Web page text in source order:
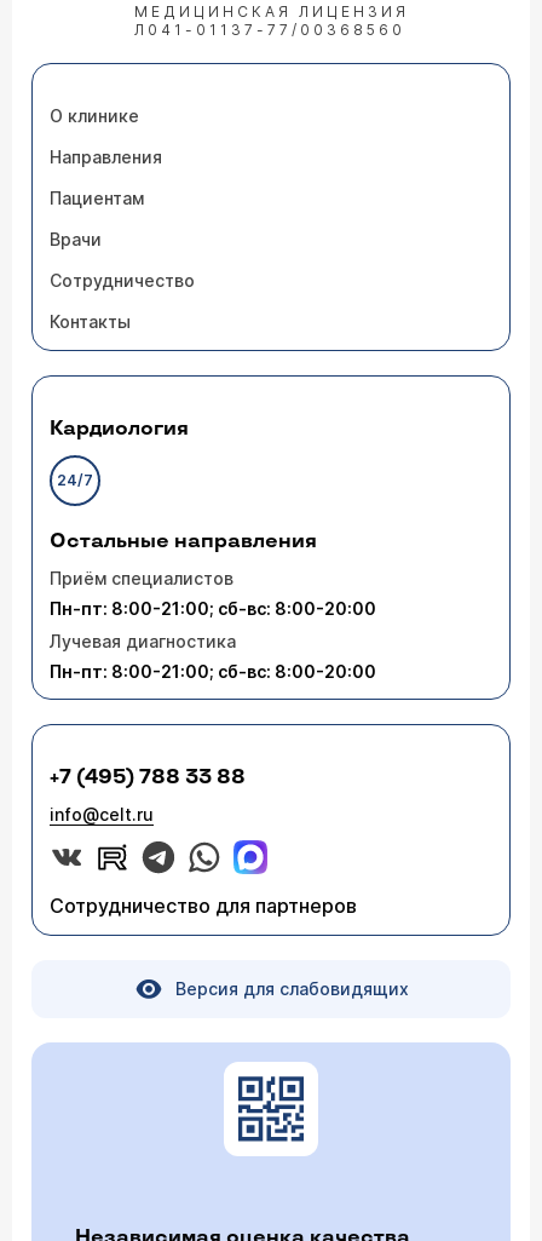
МЕДИЦИНСКАЯ ЛИЦЕНЗИЯ
Л041-01137-77/00368560
О клинике
Направления
Пациентам
Врачи
Сотрудничество
Контакты
Кардиология
24/7
Остальные направления
Приём специалистов
Пн-пт: 8:00-21:00; сб-вс: 8:00-20:00
Лучевая диагностика
Пн-пт: 8:00-21:00; сб-вс: 8:00-20:00
+7 (495) 788 33 88
info@celt.ru
Сотрудничество для партнеров
Версия для слабовидящих